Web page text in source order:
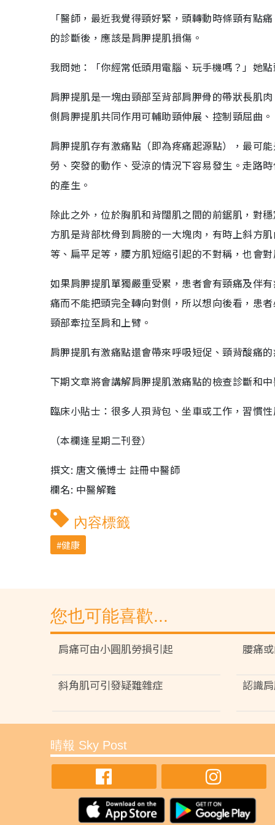
「醫師，最近我覺得頸好緊，頭轉動時條頸有點
的診斷後，應該是肩胛提肌損傷。
我問她：「你經常低頭用電腦、玩手機嗎？」她
肩胛提肌是一塊由頸部至背部肩胛骨的帶狀長肌
側肩胛提肌共同作用可輔助頸伸展、控制頸屈曲。
肩胛提肌存有激痛點（即為疼痛起源點），最可
勞、突發的動作、受涼的情況下容易發生。走路
的產生。
除此之外，位於胸肌和背闊肌之間的前鋸肌，對
方肌是背部枕骨到肩膀的一大塊肉，有時上斜方
等、扁平足等，腰方肌短縮引起的不對稱，也會
如果肩胛提肌單獨嚴重受累，患者會有頸痛及伴
痛而不能把頭完全轉向對側，所以想向後看，患
頸部牽拉至肩和上臂。
肩胛提肌有激痛點還會帶來呼吸短促、頸背酸痛
下期文章將會講解肩胛提肌激痛點的檢查診斷和
臨床小貼士：很多人孭背包、坐車或工作，習慣
（本欄逢星期二刊登）
撰文: 唐文儀博士 註冊中醫師
欄名: 中醫解難
內容標籤
健康
您也可能喜歡...
肩痛可由小圓肌勞損引起 腰痛
斜角肌可引發疑難雜症 認識
晴報 Sky Post